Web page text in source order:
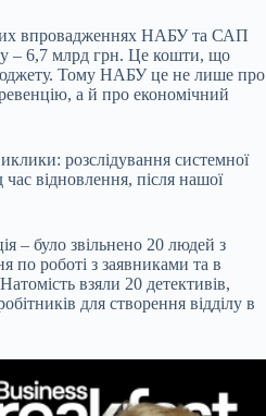
впровадженнях НАБУ та САП
– 6,7 млрд грн. Це кошти, що
Тому НАБУ це не лише про
а й про економічний
розслідування системної
час відновлення, після нашої
– було звільнено 20 людей з
по роботі з заявниками та в
взяли 20 детективів,
для створення відділу в